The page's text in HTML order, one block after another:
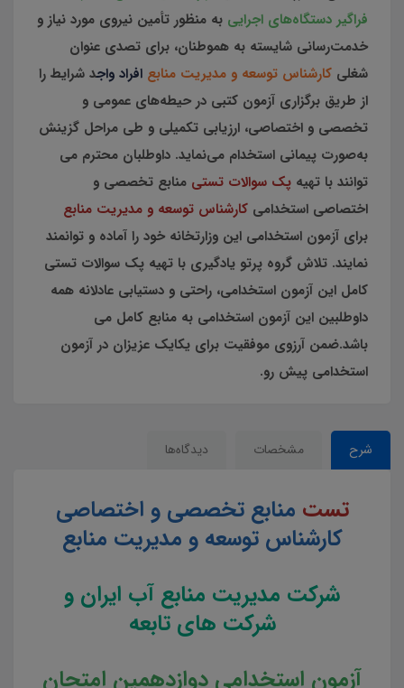
فراگیر دستگاه‌های اجرایی به منظور تأمین نیروی مورد نیاز و
خدمت‌رسانی شایسته به هموطنان، برای تصدی عنوان‌
شغلی کارشناس توسعه و مدیریت منابع افراد واجد شرایط را
از طریق برگزاری آزمون کتبی در حیطه‌های عمومی و
تخصصی و اختصاصی، ارزیابی تکمیلی و طی مراحل گزینش
به‌صورت پیمانی استخدام می‌نماید. داوطلبان محترم می
توانند با تهیه پک سوالات تستی منابع تخصصی و
اختصاصی استخدامی کارشناس توسعه و مدیریت منابع
برای آزمون استخدامی این وزارتخانه خود را آماده و توانمند
نمایند. تلاش گروه پرتو یادگیری با تهیه پک سوالات تستی
کامل این آزمون استخدامی، راحتی و دستیابی عادلانه همه
داوطلبین این آزمون استخدامی به منابع کامل می
باشد.ضمن آرزوی موفقیت برای یکایک عزیزان در آزمون
استخدامی پیش رو.
شرح مشخصات دیدگاه‌ها
تست منابع تخصصی و اختصاصی
کارشناس توسعه و مدیریت منابع
شرکت مدیریت منابع آب ایران و
شرکت های تابعه
آزمون استخدامی دوازدهمین امتحان